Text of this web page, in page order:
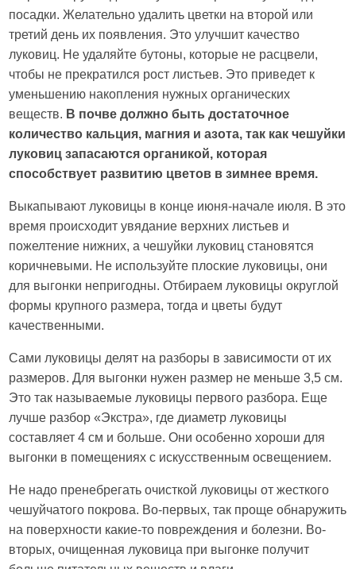
посадки. Желательно удалить цветки на второй или
третий день их появления. Это улучшит качество
луковиц. Не удаляйте бутоны, которые не расцвели,
чтобы не прекратился рост листьев. Это приведет к
уменьшению накопления нужных органических
веществ. В почве должно быть достаточное
количество кальция, магния и азота, так как чешуйки
луковиц запасаются органикой, которая
способствует развитию цветов в зимнее время.
Выкапывают луковицы в конце июня-начале июля. В это
время происходит увядание верхних листьев и
пожелтение нижних, а че­шуйки луковиц становятся
коричневыми. Не используйте плоские луковицы, они
для выгонки непригодны. Отбираем луковицы округлой
формы крупного размера, тогда и цветы будут
качественными.
Сами луковицы делят на разборы в зависимости от их
размеров. Для выгонки нужен размер не меньше 3,5 см.
Это так называемые луковицы первого разбора. Еще
лучше разбор «Экстра», где диаметр луковицы
составляет 4 см и больше. Они особенно хороши для
выгонки в помещениях с искусственным освещением.
Не надо пренебрегать очисткой луковицы от жесткого
чешуйчатого покрова. Во-первых, так проще обнаружить
на поверхности какие-то повреждения и болезни. Во-
вторых, очищенная луковица при выгонке получит